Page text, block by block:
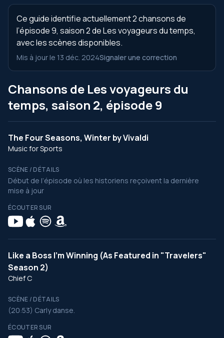
Ce guide identifie actuellement 2 chansons de
l’épisode 9, saison 2 de Les voyageurs du temps,
avec les scènes disponibles.
Mis à jour le 13 déc. 2024Signaler une correction
Chansons de Les voyageurs du
temps, saison 2, épisode 9
The Four Seasons, Winter by Vivaldi
Music for Sports
SCÈNE / DÉTAILS
Début de l’épisode où les historiens reçoivent la dernière
mise à jour
ÉCOUTER SUR
Like a Boss I'm Winning (As Featured in "Travelers"
Season 2)
Chief C
SCÈNE / DÉTAILS
(20:53) Carly danse.
ÉCOUTER SUR